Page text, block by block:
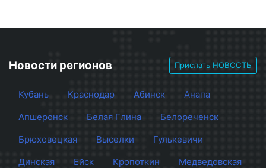
Новости регионов Прислать НОВОСТЬ
Кубань Краснодар Абинск
Анапа
Апшеронск
Белая Глина
Белореченск
Брюховецкая
Выселки
Гулькевичи
Динская
Ейск Кропоткин
Медведовская